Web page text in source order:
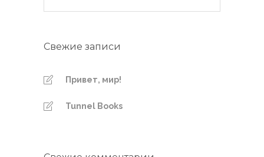
Свежие записи
Привет, мир!
Tunnel Books